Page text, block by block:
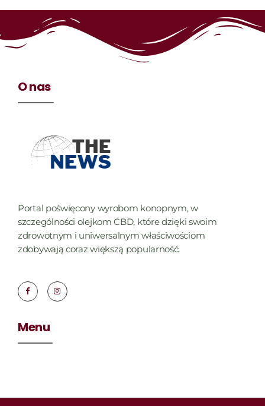
O nas
Portal poświęcony wyrobom konopnym, w
szczególności olejkom CBD, które dzięki swoim
zdrowotnym i uniwersalnym właściwościom
zdobywają coraz większą popularność.
Menu